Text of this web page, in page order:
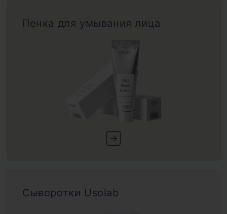
Пенка для умывания лица
Сыворотки Usolab